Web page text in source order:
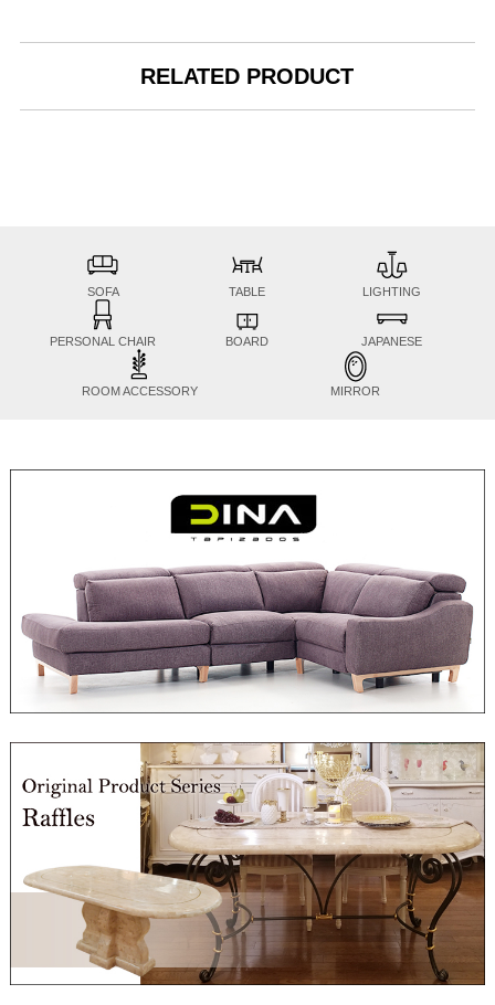
RELATED PRODUCT
SOFA TABLE LIGHTING
PERSONAL CHAIR BOARD JAPANESE
ROOM ACCESSORY MIRROR